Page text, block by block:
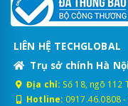
LIÊN HỆ TECHGLOBAL
Trụ sở chính Hà Nội
Địa chỉ: Số 18, ngõ 112
Hotline: 0917.46.0808-